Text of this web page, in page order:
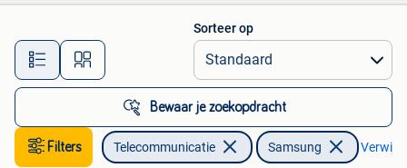
Alle afstanden…
Sorteer op
Bewaar je zoekopdracht
Filters Telecommunicatie Samsung